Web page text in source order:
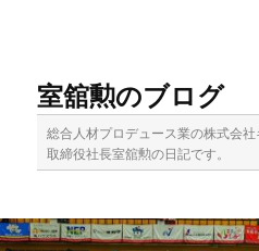
移
動
動
室舘勲のブログ
総合人材プロデュース業の株式会
取締役社長室舘勲の日記です。